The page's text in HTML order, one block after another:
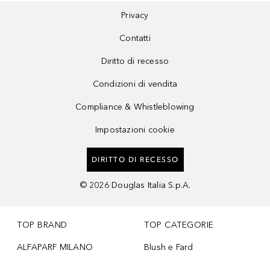
Privacy
Contatti
Diritto di recesso
Condizioni di vendita
Compliance & Whistleblowing
Impostazioni cookie
DIRITTO DI RECESSO
© 2026 Douglas Italia S.p.A.
TOP BRAND
ALFAPARF MILANO
TOP CATEGORIE
Blush e Fard